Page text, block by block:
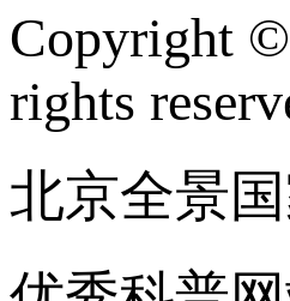
Copyright ©
rights
北京全景